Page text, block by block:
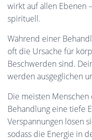
wirkt auf allen Ebenen
spirituell.
Während einer
oft die Ursache für
Beschwerden sind.
werden ausgeglichen
Die meisten
Behandlung eine tiefe
Verspannungen lösen
sodass die Energie in